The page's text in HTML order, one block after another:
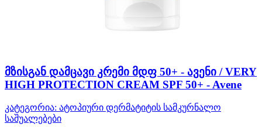
მზისგან დამცავი კრემი მდფ 50+ - ავენი / VERY
HIGH PROTECTION CREAM SPF 50+ - Avene
კატეგორია: ატოპიური დერმატიტის სამკურნალო
საშუალებები